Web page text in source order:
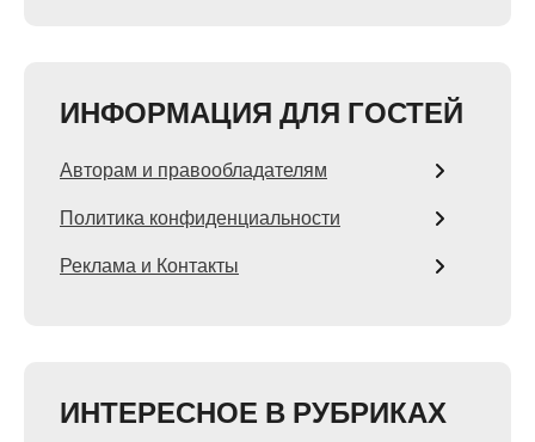
ИНФОРМАЦИЯ ДЛЯ ГОСТЕЙ
Авторам и правообладателям
Политика конфиденциальности
Реклама и Контакты
ИНТЕРЕСНОЕ В РУБРИКАХ